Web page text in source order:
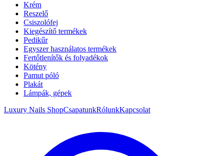
Krém
Reszelő
Csiszolófej
Kiegészítő termékek
Pedikűr
Egyszer használatos termékek
Fertőtlenítők és folyadékok
Kötény
Pamut póló
Plakát
Lámpák, gépek
Luxury Nails ShopCsapatunkRólunkKapcsolat